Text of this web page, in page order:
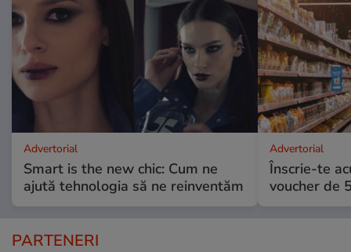
Advertorial
Smart is the new chic: Cum ne
ajută tehnologia să ne reinventăm
Advertorial
Înscrie-te
voucher de
PARTENERI